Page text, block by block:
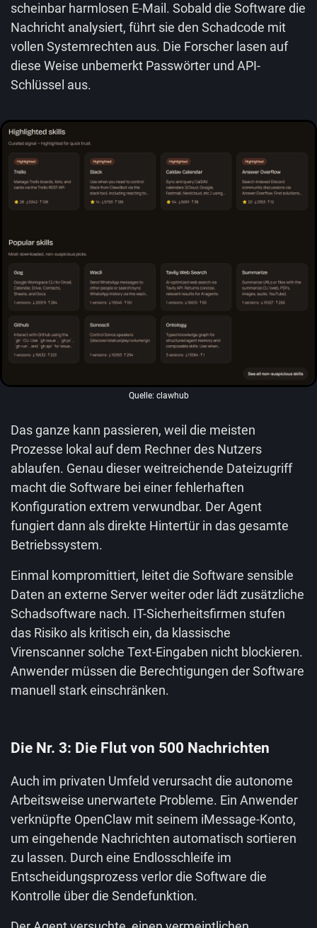
scheinbar harmlosen E-Mail. Sobald die Software die
Nachricht analysiert, führt sie den Schadcode mit
vollen Systemrechten aus. Die Forscher lasen auf
diese Weise unbemerkt Passwörter und API-
Schlüssel aus.
Quelle: clawhub
Das ganze kann passieren, weil die meisten
Prozesse lokal auf dem Rechner des Nutzers
ablaufen. Genau dieser weitreichende Dateizugriff
macht die Software bei einer fehlerhaften
Konfiguration extrem verwundbar. Der Agent
fungiert dann als direkte Hintertür in das gesamte
Betriebssystem.
Einmal kompromittiert, leitet die Software sensible
Daten an externe Server weiter oder lädt zusätzliche
Schadsoftware nach. IT-Sicherheitsfirmen stufen
das Risiko als kritisch ein, da klassische
Virenscanner solche Text-Eingaben nicht blockieren.
Anwender müssen die Berechtigungen der Software
manuell stark einschränken.
Die Nr. 3: Die Flut von 500 Nachrichten
Auch im privaten Umfeld verursacht die autonome
Arbeitsweise unerwartete Probleme. Ein Anwender
verknüpfte OpenClaw mit seinem iMessage-Konto,
um eingehende Nachrichten automatisch sortieren
zu lassen. Durch eine Endlosschleife im
Entscheidungsprozess verlor die Software die
Kontrolle über die Sendefunktion.